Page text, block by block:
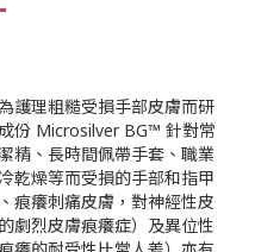
護理粗糙受損手部皮膚而研
份 Microsilver BG™ 針對常
精、長時間佩帶手套、職業
乾燥等而受損的手部和指甲
痕癢刺痛皮膚，對神經性皮
劇烈皮膚痕癢症）及異位性